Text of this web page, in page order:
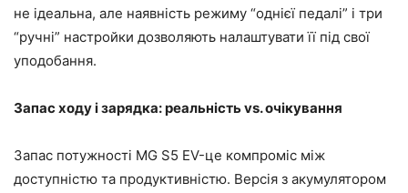
не ідеальна, але наявність режиму “однієї педалі” і три
“ручні” настройки дозволяють налаштувати її під свої
уподобання.
Запас ходу і зарядка: реальність vs. очікування
Запас потужності MG S5 EV-це компроміс між
доступністю та продуктивністю. Версія з акумулятором